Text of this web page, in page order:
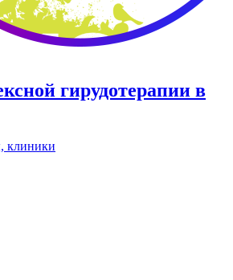
гирудотерапии в
клиники